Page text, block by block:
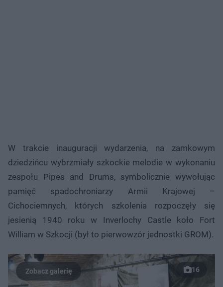
W trakcie inauguracji wydarzenia, na zamkowym
dziedzińcu wybrzmiały szkockie melodie w wykonaniu
zespołu Pipes and Drums, symbolicznie wywołując
pamięć spadochroniarzy Armii Krajowej –
Cichociemnych, których szkolenia rozpoczęły się
jesienią 1940 roku w Inverlochy Castle koło Fort
William w Szkocji (był to pierwowzór jednostki GROM).
16